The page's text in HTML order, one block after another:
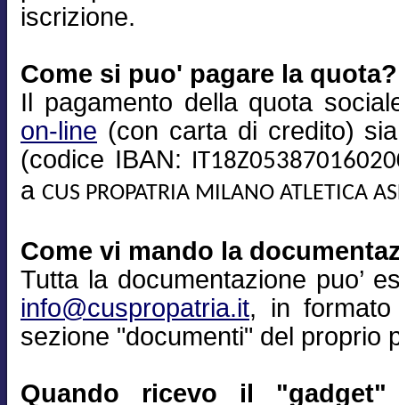
iscrizione.
Come si puo' pagare la quota?
Il pagamento della quota
on-line (con carta di credito)
(codice IBAN:
a CUS PROPATRIA MILANO ATLETICA
Come vi mando la
Tutta la documentazione puo’
info@cuspropatria.it, in formato
sezione "documenti" del proprio
Quando ricevo il